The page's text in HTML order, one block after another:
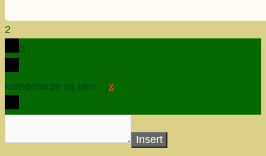
2
0
komentarze są tam :-)x
Insert